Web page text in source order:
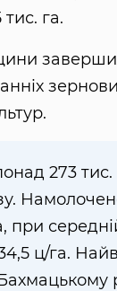
га.
273 тис.
при
ц/га.